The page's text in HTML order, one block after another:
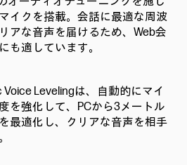
イクを搭載。会話に最適な周波
アな音声を届けるため、Web会
も適しています。
Voice Levelingは、自動的にマイ
を強化して、PCから3メートル
最適化し、クリアな音声を相手